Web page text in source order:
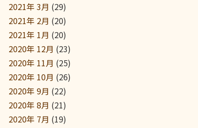
2021年 3月 (29)
2021年 2月 (20)
2021年 1月 (20)
2020年 12月 (23)
2020年 11月 (25)
2020年 10月 (26)
2020年 9月 (22)
2020年 8月 (21)
2020年 7月 (19)